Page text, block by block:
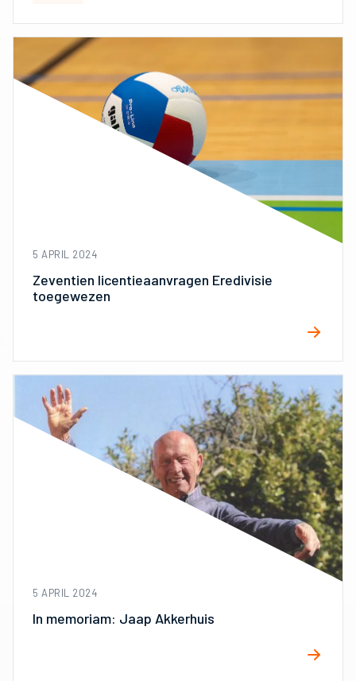
5 APRIL 2024
Zeventien licentieaanvragen Eredivisie
toegewezen
5 APRIL 2024
In memoriam: Jaap Akkerhuis